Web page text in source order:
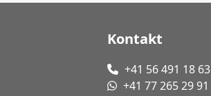
Kontakt
+41 56 491 18 63
+41 77 265 29 91